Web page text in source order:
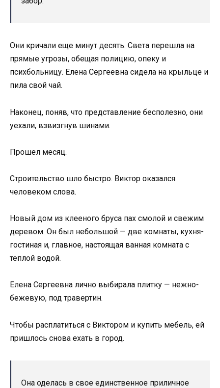
Они кричали еще минут десять. Света перешла на
прямые угрозы, обещая полицию, опеку и
психбольницу. Елена Сергеевна сидела на крыльце и
пила свой чай.
Наконец, поняв, что представление бесполезно, они
уехали, взвизгнув шинами.
Прошел месяц.
Строительство шло быстро. Виктор оказался
человеком слова.
Новый дом из клееного бруса пах смолой и свежим
деревом. Он был небольшой — две комнаты, кухня-
гостиная и, главное, настоящая ванная комната с
теплой водой.
Елена Сергеевна лично выбирала плитку — нежно-
бежевую, под травертин.
Чтобы расплатиться с Виктором и купить мебель, ей
пришлось снова ехать в город.
Она оделась в свое единственное приличное